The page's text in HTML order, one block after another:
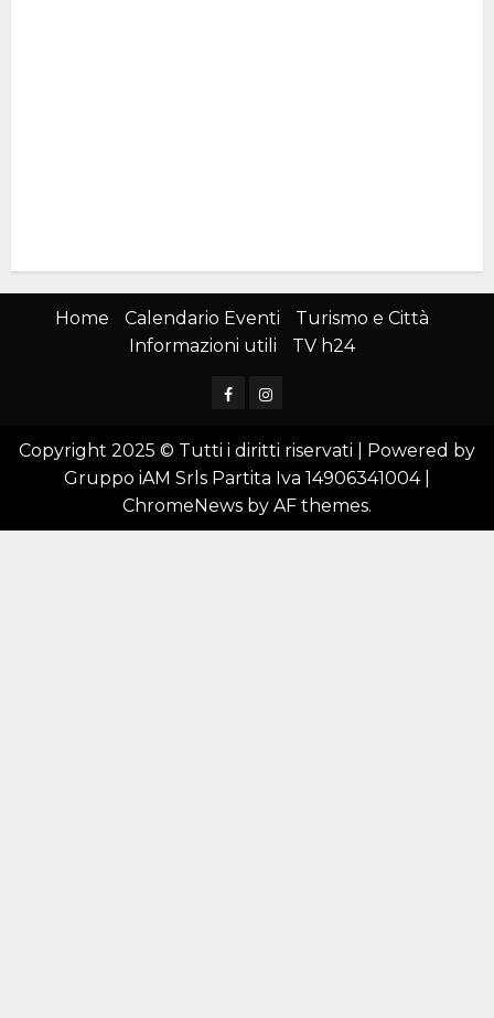
Home Calendario Eventi
Turismo e Città
Informazioni utili
TV h24
FacebookInstagram
Copyright 2025 © Tutti i diritti riservati | Powered by
Gruppo iAM Srls Partita Iva 14906341004
ChromeNews by AF themes.